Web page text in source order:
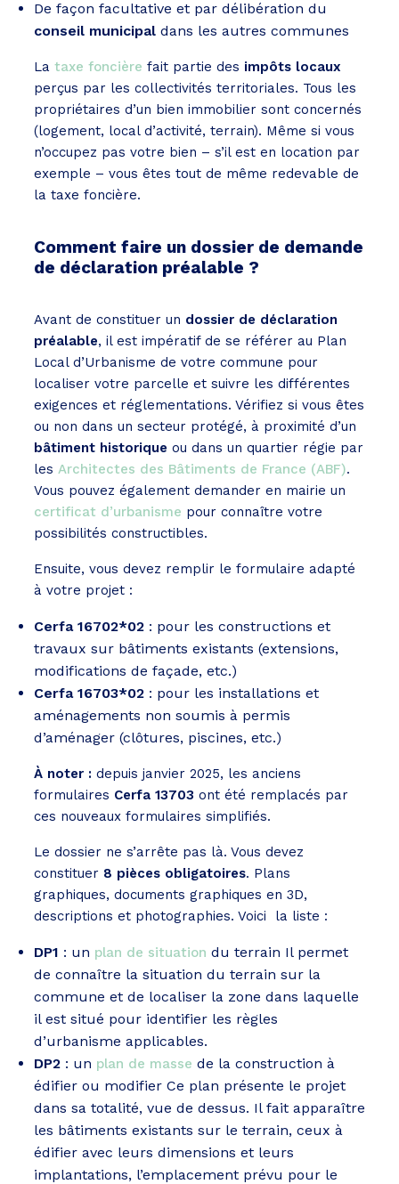
De façon facultative et par délibération du
conseil municipal dans les autres communes
La taxe foncière fait partie des impôts locaux
perçus par les collectivités territoriales. Tous les
propriétaires d’un bien immobilier sont concernés
(logement, local d’activité, terrain). Même si vous
n’occupez pas votre bien – s’il est en location par
exemple – vous êtes tout de même redevable de
la taxe foncière.
Comment faire un dossier de demande
de déclaration préalable ?
Avant de constituer un dossier de déclaration
préalable, il est impératif de se référer au Plan
Local d’Urbanisme de votre commune pour
localiser votre parcelle et suivre les différentes
exigences et réglementations. Vérifiez si vous êtes
ou non dans un secteur protégé, à proximité d’un
bâtiment historique ou dans un quartier régie par
les Architectes des Bâtiments de France (ABF).
Vous pouvez également demander en mairie un
certificat d’urbanisme pour connaître votre
possibilités constructibles.
Ensuite, vous devez remplir le formulaire adapté
à votre projet :
Cerfa 16702*02 : pour les constructions et
travaux sur bâtiments existants (extensions,
modifications de façade, etc.)
Cerfa 16703*02 : pour les installations et
aménagements non soumis à permis
d’aménager (clôtures, piscines, etc.)
À noter : depuis janvier 2025, les anciens
formulaires Cerfa 13703 ont été remplacés par
ces nouveaux formulaires simplifiés.
Le dossier ne s’arrête pas là. Vous devez
constituer 8 pièces obligatoires. Plans
graphiques, documents graphiques en 3D,
descriptions et photographies. Voici la liste :
DP1 : un plan de situation du terrain Il permet
de connaître la situation du terrain sur la
commune et de localiser la zone dans laquelle
il est situé pour identifier les règles
d’urbanisme applicables.
DP2 : un plan de masse de la construction à
édifier ou modifier Ce plan présente le projet
dans sa totalité, vue de dessus. Il fait apparaître
les bâtiments existants sur le terrain, ceux à
édifier avec leurs dimensions et leurs
implantations, l’emplacement prévu pour le